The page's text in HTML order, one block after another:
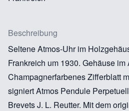
Beschreibung
Seltene Atmos-Uhr im
Frankreich um 1930. Gehäuse im
Champagnerfarbenes Zifferblatt
signiert Atmos Pendule
Brevets J. L. Reutter. Mit dem